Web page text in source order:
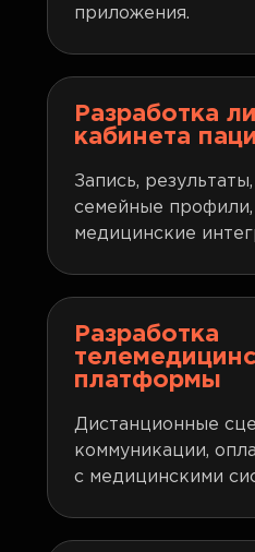
приложения.
Разработка
кабинета
Запись,
семейные
медицинские
Разработка
платформы
Дистанционные
коммуникации,
с медицинскими